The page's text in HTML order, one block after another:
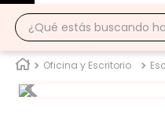
¿Qué estás buscando
Oficina y Escritorio